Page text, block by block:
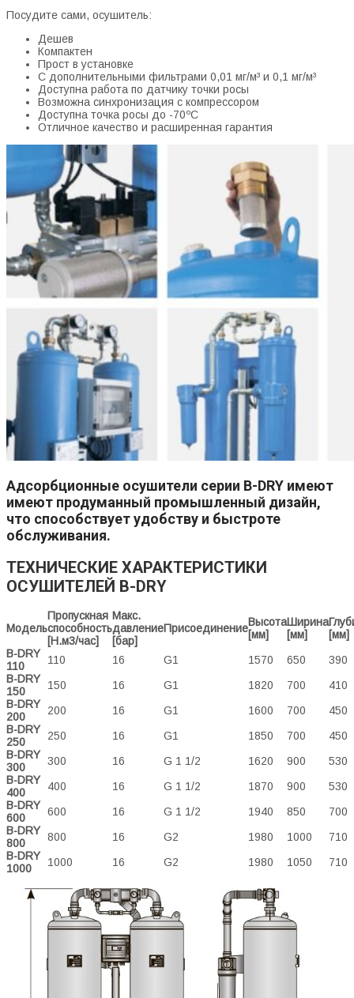
Посудите сами, осушитель:
Дешев
Компактен
Прост в установке
С дополнительными фильтрами 0,01 мг/м³ и 0,1 мг/м³
Доступна работа по датчику точки росы
Возможна синхронизация с компрессором
Доступна точка росы до -70ºС
Отличное качество и расширенная гарантия
Адсорбционные осушители серии B-DRY имеют
имеют продуманный промышленный дизайн,
что способствует удобству и быстроте
обслуживания.
ТЕХНИЧЕСКИЕ ХАРАКТЕРИСТИКИ
ОСУШИТЕЛЕЙ B-DRY
Модель
Пропускная
способность
[Н.м3/час]
Макс.
давление
[бар]
ПрисоединениеВысота
[мм]
Ширина
[мм]
[мм]
B-DRY
110
110 16 G1 1570 650
390
B-DRY
150
150 16 G1 1820 700
410
B-DRY
200
200 16 G1 1600 700
450
B-DRY
250
250 16 G1 1850 700
450
B-DRY
300
300 16 G 1 1/2 1620 900
530
B-DRY
400
400 16 G 1 1/2 1870 900
530
B-DRY
600
600 16 G 1 1/2 1940 850
700
B-DRY
800
800 16 G2 1980 1000
710
B-DRY
1000
1000 16 G2 1980 1050 710